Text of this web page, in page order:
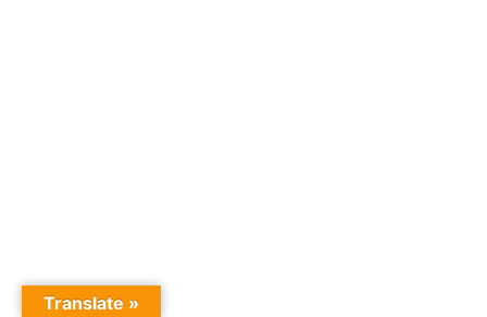
Translate »